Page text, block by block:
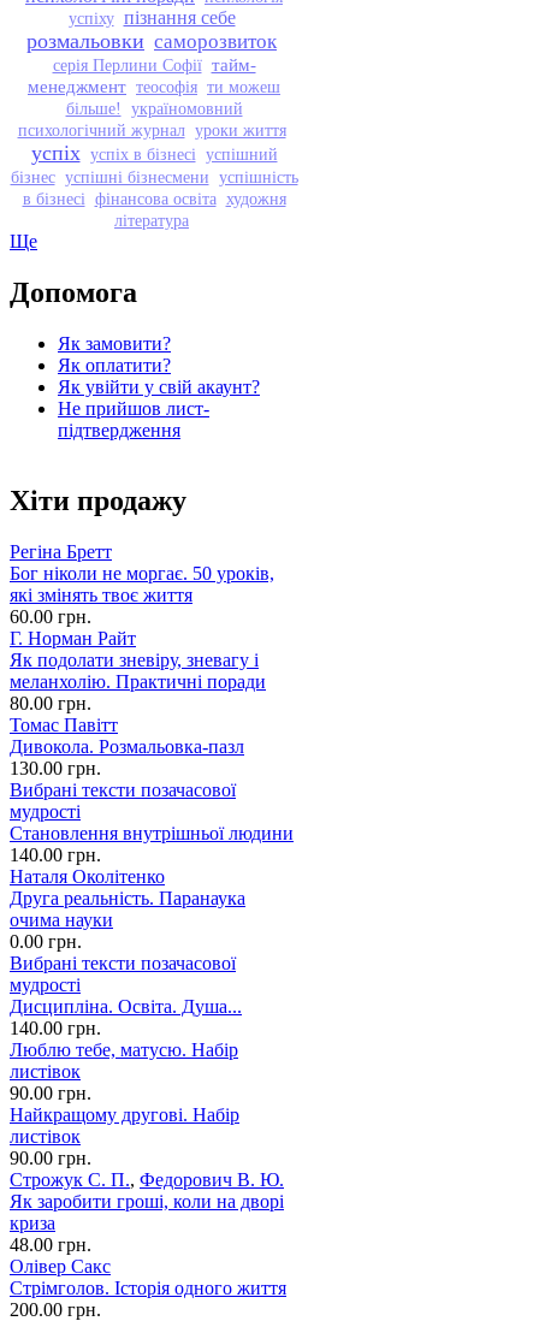
успіху пізнання себе
розмальовки саморозвиток
серія Перлини Софії тайм-
менеджмент теософія ти можеш
більше!
україномовний
психологічний журнал уроки життя
успіх успіх в бізнесі успішний
бізнес успішні бізнесмени успішність
в бізнесі фінансова освіта художня
література
Ще
Допомога
Як замовити?
Як оплатити?
Як увійти у свій акаунт?
Не прийшов лист-
підтвердження
Хіти продажу
Регіна Бретт
Бог ніколи не моргає. 50 уроків,
які змінять твоє життя
60.00 грн.
Г. Норман Райт
Як подолати зневіру, зневагу і
меланхолію. Практичні поради
80.00 грн.
Томас Павітт
Дивокола. Розмальовка-пазл
130.00 грн.
Вибрані тексти позачасової
мудрості
Становлення внутрішньої людини
140.00 грн.
Наталя Околітенко
Друга реальність. Паранаука
очима науки
0.00 грн.
Вибрані тексти позачасової
мудрості
Дисципліна. Освіта. Душа...
140.00 грн.
Люблю тебе, матусю. Набір
листівок
90.00 грн.
Найкращому другові. Набір
листівок
90.00 грн.
Строжук С. П., Федорович В. Ю.
Як заробити гроші, коли на дворі
криза
48.00 грн.
Олівер Сакс
Стрімголов. Історія одного життя
200.00 грн.